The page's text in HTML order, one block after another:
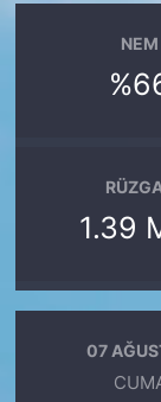
NEM
1.39
07